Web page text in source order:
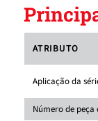
ATRIBUTO
Aplicação da
Número de peça